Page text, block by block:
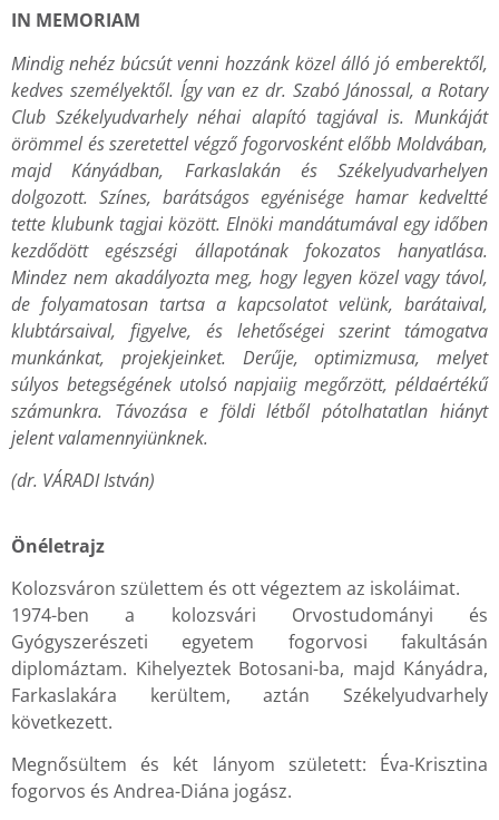
IN MEMORIAM
Mindig nehéz búcsút venni hozzánk közel álló jó emberektől,
kedves személyektől. Így van ez dr. Szabó Jánossal, a Rotary
Club Székelyudvarhely néhai alapító tagjával is. Munkáját
örömmel és szeretettel végző fogorvosként előbb Moldvában,
majd Kányádban, Farkaslakán és Székelyudvarhelyen
dolgozott. Színes, barátságos egyénisége hamar kedveltté
tette klubunk tagjai között. Elnöki mandátumával egy időben
kezdődött egészségi állapotának fokozatos hanyatlása.
Mindez nem akadályozta meg, hogy legyen közel vagy távol,
de folyamatosan tartsa a kapcsolatot velünk, barátaival,
klubtársaival, figyelve, és lehetőségei szerint támogatva
munkánkat, projekjeinket. Derűje, optimizmusa, melyet
súlyos betegségének utolsó napjaiig megőrzött, példaértékű
számunkra. Távozása e földi létből pótolhatatlan hiányt
jelent valamennyiünknek.
(dr. VÁRADI István)
Önéletrajz
Kolozsváron születtem és ott végeztem az iskoláimat.
1974-ben a kolozsvári Orvostudományi és
Gyógyszerészeti egyetem fogorvosi fakultásán
diplomáztam. Kihelyeztek Botosani-ba, majd Kányádra,
Farkaslakára kerültem, aztán Székelyudvarhely
következett.
Megnősültem és két lányom született: Éva-Krisztina
fogorvos és Andrea-Diána jogász.